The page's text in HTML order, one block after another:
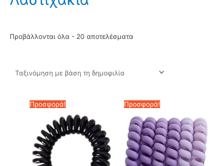
Προβάλλονται όλα - 20 αποτελέσματα
popularity
Προσφορά! Προσφορά!